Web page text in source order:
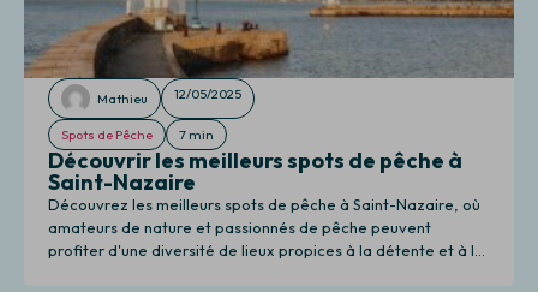
Mathieu 12/05/2025
Spots de Pêche 7 min
Découvrir les meilleurs spots de pêche à
Saint-Nazaire
Découvrez les meilleurs spots de pêche à Saint-Nazaire, où
amateurs de nature et passionnés de pêche peuvent
profiter d'une diversité de lieux propices à la détente et à la